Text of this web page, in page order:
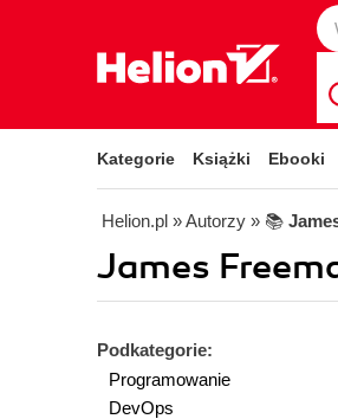
Kategorie Książki Ebooki
Helion.pl » Autorzy » 📚
James
Podkategorie:
Programowanie
DevOps